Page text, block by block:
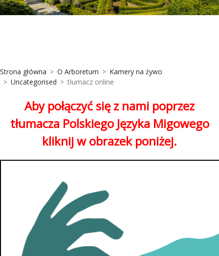
Strona główna O Arboretum
Kamery na żywo
Uncategorised
tłumacz online
Aby połączyć się z nami poprzez
tłumacza Polskiego Języka Migowego
kliknij w obrazek poniżej.